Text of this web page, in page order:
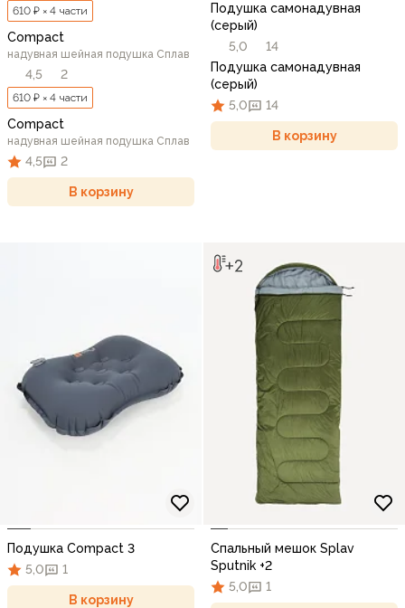
610 ₽ × 4 части
Compact
надувная шейная подушка Сплав
4,5 2
610 ₽ × 4 части
Compact
надувная шейная подушка Сплав
4,5 2
В корзину
Подушка самонадувная
(серый)
5,0
14
Подушка самонадувная
(серый)
5,0
14
В корзину
Подушка Compact 3
5,0
1
В корзину
Спальный мешок Splav
Sputnik +2
5,0
1